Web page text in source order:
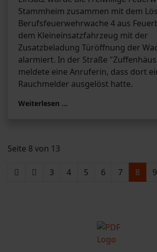
Stammheim zusammen mit dem
Berufsfeuerwehrwache 4 aus
dem Kleineinsatzfahrzeug mit der
Zusatzbeladung Türöffnung der
alarmiert. In der Straße
meldete eine Anruferin, dass dort
Rauchmelder ausgelöst hatte.
Weiterlesen …
Seite 8 von 13
3 4 5 6 7 8 9